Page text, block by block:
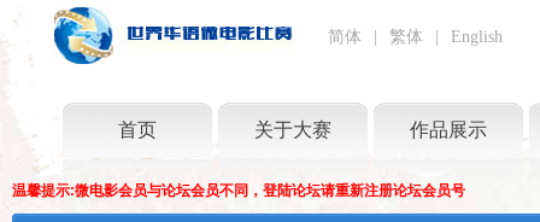
简体 繁体 English
首页 关于大赛 作品展示
温馨提示:微电影会员与论坛会员不同，登陆论坛请重新注册论坛会员号